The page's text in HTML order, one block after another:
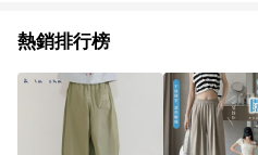
熱銷排行榜